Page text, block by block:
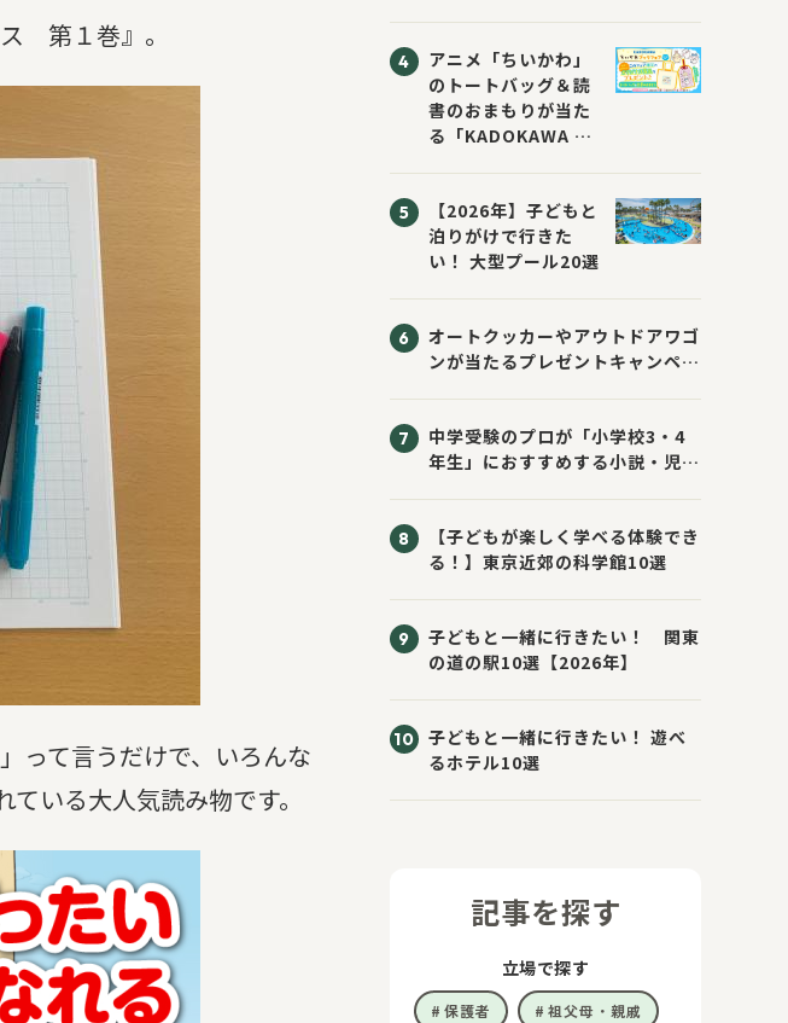
第１巻』。
って言うだけで、いろんな
いる大人気読み物です。
アニメ「ちいかわ」
のトートバッグ＆読
書のおまもりが当た
る「KADOKAWA ち
催！ スマホ壁紙は
応募者全員にプレゼ
ント！
【2026年】子どもと
泊りがけで行きた
い！ 大型プール20選
オートクッカーやアウトドアワゴ
ンが当たるプレゼントキャンペー
中学受験のプロが「小学校3・4
年生」におすすめする小説・児童
【子どもが楽しく学べる体験でき
る！】東京近郊の科学館10選
子どもと一緒に行きたい！ 関東
の道の駅10選【2026年】
子どもと一緒に行きたい！ 遊べ
るホテル10選
記事を探す
立場で探す
保護者 祖父母・親戚